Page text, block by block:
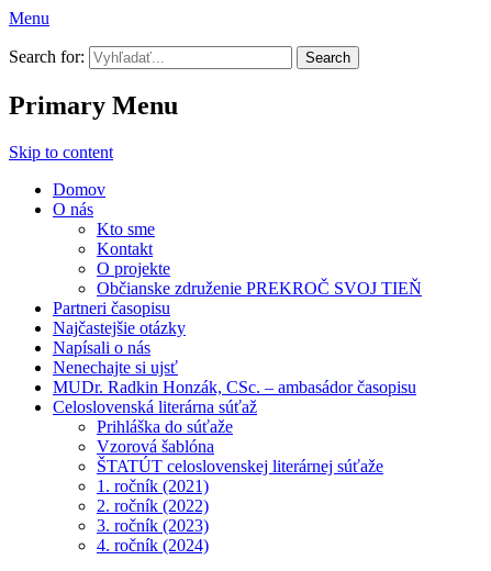
Menu
Prekroč svoj tieň
Search for:
Primary Menu
Skip to content
Domov
O nás
Kto sme
Kontakt
O projekte
Občianske združenie PREKROČ SVOJ TIEŇ
Partneri časopisu
Najčastejšie otázky
Napísali o nás
Nenechajte si ujsť
MUDr. Radkin Honzák, CSc. – ambasádor časopisu
Celoslovenská literárna súťaž
Prihláška do súťaže
Vzorová šablóna
ŠTATÚT celoslovenskej literárnej súťaže
1. ročník (2021)
2. ročník (2022)
3. ročník (2023)
4. ročník (2024)